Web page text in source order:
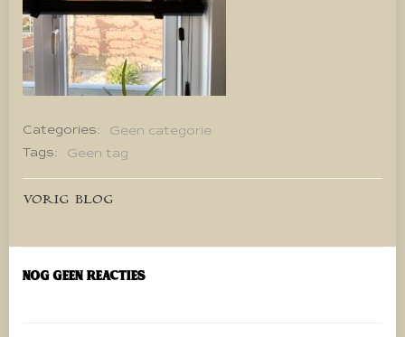
Categories:
Geen categorie
Tags:
Geen tag
Bericht
navigatie
VORIG BLOG
Nog geen reacties